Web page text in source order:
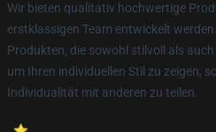
Wir bieten qualitativ hochwertige
erstklassigen Team entwickelt
Produkten, die sowohl stilvoll als
um Ihren individuellen Stil zu zeigen,
Individualität mit anderen zu teilen.